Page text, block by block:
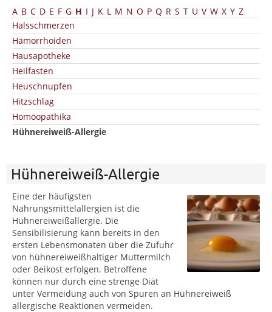
A B C D E F G H I J K L M N O P Q R S T U V W X Y Z
Halsschmerzen
Hämorrhoiden
Hausapotheke
Heilfasten
Heuschnupfen
Hitzschlag
Homöopathika
Hühnereiweiß-Allergie
Hühnereiweiß-Allergie
Eine der häufigsten
Nahrungsmittelallergien ist die
Hühnereiweißallergie. Die
Sensibilisierung kann bereits in den
ersten Lebensmonaten über die Zufuhr
von hühnereiweißhaltiger Muttermilch
oder Beikost erfolgen. Betroffene
können nur durch eine strenge Diät
unter Vermeidung auch von Spuren an Hühnereiweiß
allergische Reaktionen vermeiden.